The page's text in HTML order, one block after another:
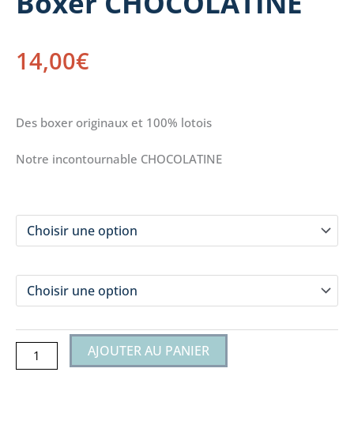
14,00€
Des boxer originaux et 100% lotois
Notre incontournable CHOCOLATINE
quantité
de
Boxer
AJOUTER AU PANIER